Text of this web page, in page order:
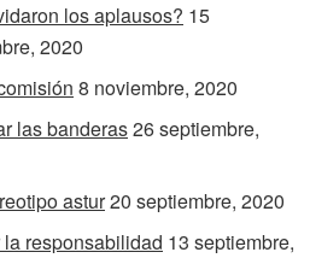
los aplausos? 15
2020
8 noviembre, 2020
las banderas26 septiembre,
astur20 septiembre, 2020
responsabilidad 13 septiembre,